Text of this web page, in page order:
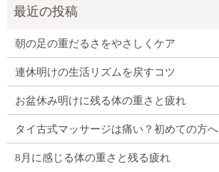
朝の足の重だるさをやさしくケア
連休明けの生活リズムを戻すコツ
お盆休み明けに残る体の重さと疲れ
タイ古式マッサージは痛い？初めての方へ
8月に感じる体の重さと残る疲れ